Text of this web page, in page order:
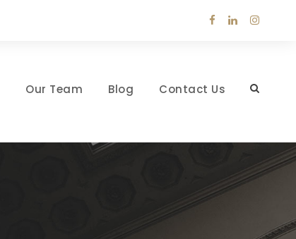
Our Team Blog Contact Us